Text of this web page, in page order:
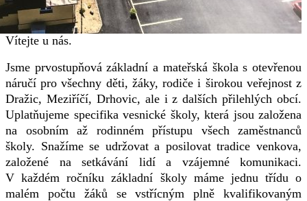
Vítejte u nás.
Jsme prvostupňová základní a mateřská škola s otevřenou
náručí pro všechny děti, žáky, rodiče i širokou veřejnost z
Dražic, Meziříčí, Drhovic, ale i z dalších přilehlých obcí.
Uplatňujeme specifika vesnické školy, která jsou založena
na osobním až rodinném přístupu všech zaměstnanců
školy. Snažíme se udržovat a posilovat tradice venkova,
založené na setkávání lidí a vzájemné komunikaci.
V každém ročníku základní školy máme jednu třídu o
malém počtu žáků se vstřícným plně kvalifikovaným